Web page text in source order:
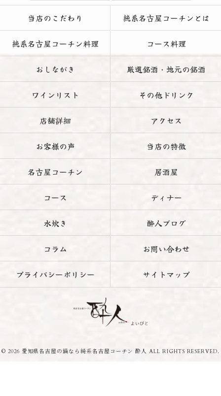
当店のこだわり 純系名古屋コーチンとは
純系名古屋コーチン料理 コース料理
おしながき 厳選銘酒・地元の銘酒
ワインリスト その他ドリンク
店舗詳細 アクセス
お客様の声 当店の特徴
名古屋コーチン 居酒屋
コース ディナー
水炊き 酔人ブログ
コラム お問い合わせ
プライバシーポリシー サイトマップ
© 2026 愛知県名古屋の鍋なら純系名古屋コーチン 酔人 ALL RIGHTS RESERVED.